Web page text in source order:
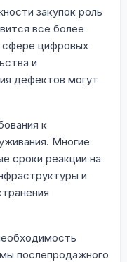
закупок роль
все более
сфере цифровых
и
дефектов могут
к
Многие
сроки реакции на
и
послепродажного